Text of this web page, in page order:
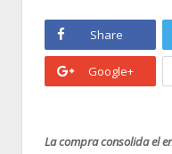
Share
Google+
La compra consolida el